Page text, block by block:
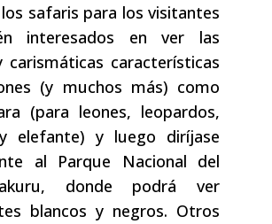
safaris para los visitantes
interesados ​​en ver las
carismáticas características
(y muchos más) como
(para leones, leopardos,
elefante) y luego diríjase
al Parque Nacional del
donde podrá ver
blancos y negros. Otros